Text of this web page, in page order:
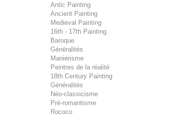
Antic Painting
Ancient Painting
Medieval Painting
16th - 17th Painting
Baroque
Généralités
Maniérisme
Peintres de la réalité
18th Century Painting
Généralités
Néo-classicisme
Pré-romantisme
Rococo